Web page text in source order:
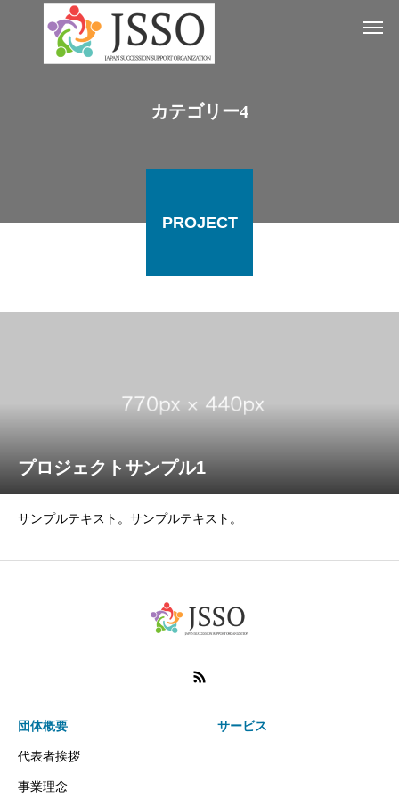
カテゴリー4
PROJECT
プロジェクトサンプル1
サンプルテキスト。サンプルテキスト。
団体概要
代表者挨拶
事業理念
サービス